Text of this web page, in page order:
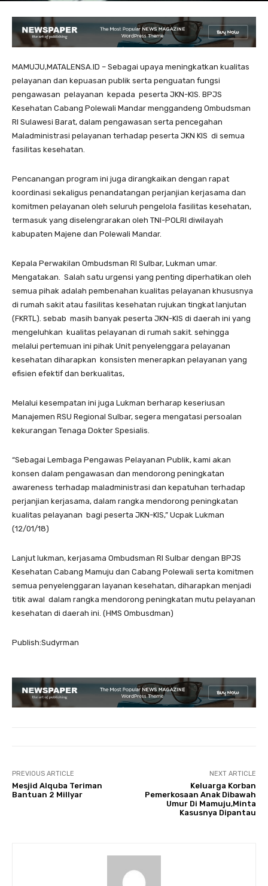
MAMUJU,MATALENSA.ID – Sebagai upaya meningkatkan kualitas
pelayanan dan kepuasan publik serta penguatan fungsi
pengawasan pelayanan kepada peserta JKN-KIS. BPJS
Kesehatan Cabang Polewali Mandar menggandeng Ombudsman
RI Sulawesi Barat, dalam pengawasan serta pencegahan
Maladministrasi pelayanan terhadap peserta JKN KIS di semua
fasilitas kesehatan.
Pencanangan program ini juga dirangkaikan dengan rapat
koordinasi sekaligus penandatangan perjanjian kerjasama dan
komitmen pelayanan oleh seluruh pengelola fasilitas kesehatan,
termasuk yang diselengrarakan oleh TNI-POLRI diwilayah
kabupaten Majene dan Polewali Mandar.
Kepala Perwakilan Ombudsman RI Sulbar, Lukman umar.
Mengatakan. Salah satu urgensi yang penting diperhatikan oleh
semua pihak adalah pembenahan kualitas pelayanan khususnya
di rumah sakit atau fasilitas kesehatan rujukan tingkat lanjutan
(FKRTL). sebab masih banyak peserta JKN-KIS di daerah ini yang
mengeluhkan kualitas pelayanan di rumah sakit. sehingga
melalui pertemuan ini pihak Unit penyelenggara pelayanan
kesehatan diharapkan konsisten menerapkan pelayanan yang
efisien efektif dan berkualitas,
Melalui kesempatan ini juga Lukman berharap keseriusan
Manajemen RSU Regional Sulbar, segera mengatasi persoalan
kekurangan Tenaga Dokter Spesialis.
“Sebagai Lembaga Pengawas Pelayanan Publik, kami akan
konsen dalam pengawasan dan mendorong peningkatan
awareness terhadap maladministrasi dan kepatuhan terhadap
perjanjian kerjasama, dalam rangka mendorong peningkatan
kualitas pelayanan bagi peserta JKN-KIS,” Ucpak Lukman
(12/01/18)
Lanjut lukman, kerjasama Ombudsman RI Sulbar dengan BPJS
Kesehatan Cabang Mamuju dan Cabang Polewali serta komitmen
semua penyelenggaran layanan kesehatan, diharapkan menjadi
titik awal dalam rangka mendorong peningkatan mutu pelayanan
kesehatan di daerah ini. (HMS Ombusdman)
Publish:Sudyrman
PREVIOUS ARTICLE
Mesjid Alquba Teriman
Bantuan 2 Millyar
NEXT ARTICLE
Keluarga Korban
Pemerkosaan Anak Dibawah
Umur Di Mamuju,Minta
Kasusnya Dipantau